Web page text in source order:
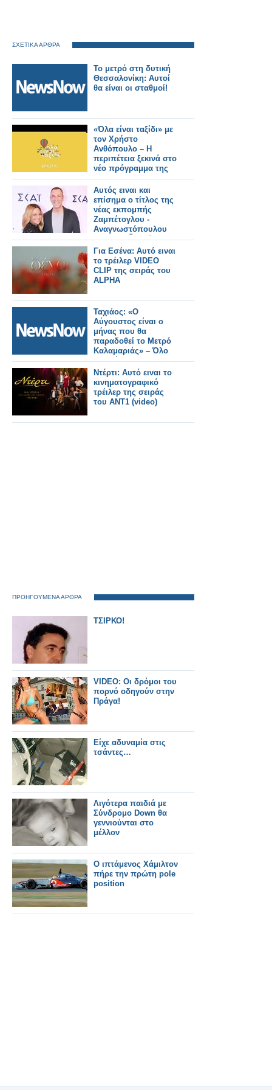
ΣΧΕΤΙΚΑ ΑΡΘΡΑ
Το μετρό στη δυτική
Θεσσαλονίκη: Αυτοί
θα είναι οι σταθμοί!
«Όλα είναι ταξίδι» με
τον Χρήστο
Ανθόπουλο – Η
περιπέτεια ξεκινά στο
νέο πρόγραμμα της
ΕΡΤ
Αυτός ειναι και
επίσημα ο τίτλος της
νέας εκπομπής
Ζαμπέτογλου -
Αναγνωστόπουλου
στον ΣΚΑΪ - Δείτε το
τρειλερ
Για Εσένα: Αυτό ειναι
το τρέιλερ VIDEO
CLIP της σειράς του
ALPHA
Ταχιάος: «Ο
Αύγουστος είναι ο
μήνας που θα
παραδοθεί το Μετρό
Καλαμαριάς» – Όλο
το σχέδιο για τις
επεκτάσεις στη
δυτική Θεσσαλονίκη.
Ντέρτι: Αυτό ειναι το
κινηματογραφικό
τρέιλερ της σειράς
του ΑΝΤ1 (video)
ΠΡΟΗΓΟΥΜΕΝΑ ΑΡΘΡΑ
ΤΣΙΡΚΟ!
VIDEO: Οι δρόμοι του
πορνό οδηγούν στην
Πράγα!
Είχε αδυναμία στις
τσάντες…
Λιγότερα παιδιά με
Σύνδρομο Down θα
γεννιούνται στο
μέλλον
Ο ιπτάμενος Χάμιλτον
πήρε την πρώτη pole
position